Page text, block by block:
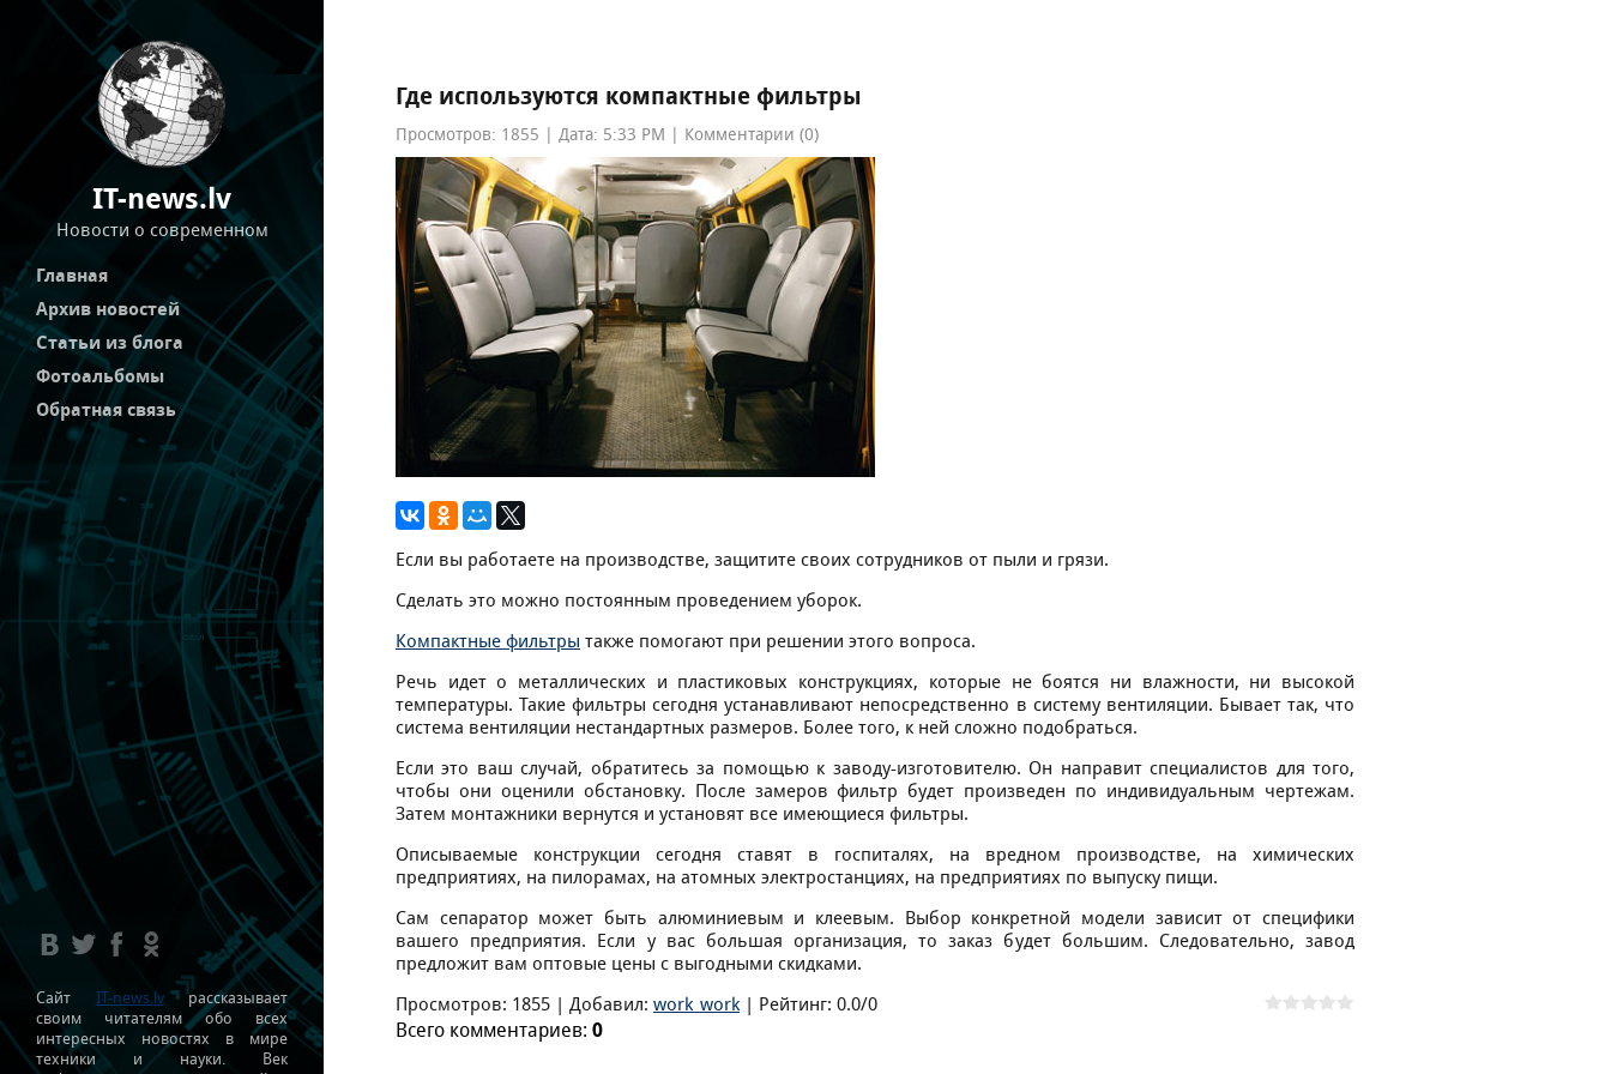
IT-news.lv
Новости о современном
Главная
Архив новостей
Статьи из блога
Фотоальбомы
Обратная связь
Сайт IT-news.lvрассказывает
своим читателям обо всех
интересных новостях в мире
техники и науки. Век
Где используются компактные фильтры
Просмотров: 1855 | Дата: 5:33 PM | Комментарии (0)
Если вы работаете на производстве, защитите своих сотрудников от пыли и грязи.
Сделать это можно постоянным проведением уборок.
Компактные фильтры также помогают при решении этого вопроса.
Речь идет о металлических и пластиковых конструкциях, которые не боятся ни влажности, ни высокой
температуры. Такие фильтры сегодня устанавливают непосредственно в систему вентиляции. Бывает так, что
система вентиляции нестандартных размеров. Более того, к ней сложно подобраться.
Если это ваш случай, обратитесь за помощью к заводу-изготовителю. Он направит специалистов для того,
чтобы они оценили обстановку. После замеров фильтр будет произведен по индивидуальным чертежам.
Затем монтажники вернутся и установят все имеющиеся фильтры.
Описываемые конструкции сегодня ставят в госпиталях, на вредном производстве, на химических
предприятиях, на пилорамах, на атомных электростанциях, на предприятиях по выпуску пищи.
Сам сепаратор может быть алюминиевым и клеевым. Выбор конкретной модели зависит от специфики
вашего предприятия. Если у вас большая организация, то заказ будет большим. Следовательно, завод
предложит вам оптовые цены с выгодными скидками.
Просмотров: 1855 | Добавил: work_work | Рейтинг: 0.0/0
Всего комментариев: 0